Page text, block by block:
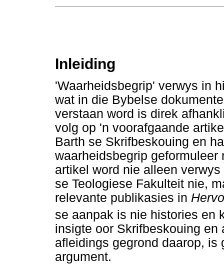
Inleiding
'Waarheidsbegrip' verwys in
wat in die Bybelse
verstaan word is direk
volg op 'n voorafgaande
Barth se Skrifbeskouing en
waarheidsbegrip
artikel word nie alleen
se Teologiese Fakulteit nie,
relevante publikasies in
se aanpak is nie histories en
insigte oor Skrifbeskouing
afleidings gegrond daarop, is
argument.